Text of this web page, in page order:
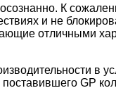
К
и не
отличными
в
поставившего GP